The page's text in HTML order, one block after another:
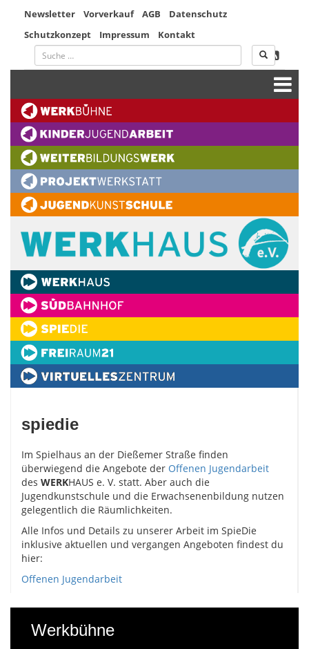
Newsletter Vorverkauf AGB
Datenschutz
Schutzkonzept
Impressum Kontakt
spiedie
Im Spielhaus an der Dießemer Straße finden
überwiegend die Angebote der Offenen Jugendarbeit
des WERKHAUS e. V. statt. Aber auch die
Jugendkunstschule und die Erwachsenenbildung nutzen
gelegentlich die Räumlichkeiten.
Alle Infos und Details zu unserer Arbeit im SpieDie
inklusive aktuellen und vergangen Angeboten findest du
hier:
Offenen Jugendarbeit
Werkbühne